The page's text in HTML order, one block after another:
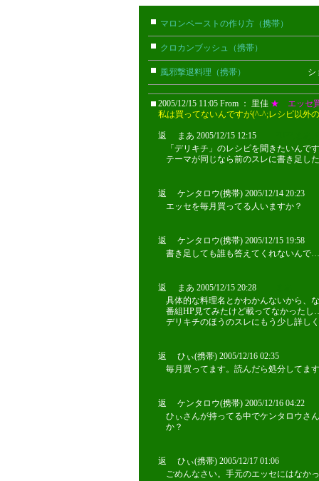
マロンペーストの作り方（携帯）
クロカンブッシュ（携帯）
風邪撃退料理（携帯） ショウキ
2005/12/15 11:05 From ： 里佳 ★ エッセ買
私は買ってないんですが(^-^;レシピ以外
返 まあ 2005/12/15 12:15
「デリキチ」のレシピを聞きたいんで
テーマが同じなら前のスレに書き足し
返 ケンタロウ(携帯) 2005/12/14 20:23
エッセを毎月買ってる人いますか？
返 ケンタロウ(携帯) 2005/12/15 19:58
書き足しても誰も答えてくれないんで…
返 まあ 2005/12/15 20:28
具体的な料理名とかわかんないから、
番組HP見てみたけど載ってなかった
デリキチのほうのスレにもう少し詳し
返 ひぃ(携帯) 2005/12/16 02:35
毎月買ってます。読んだら処分してま
返 ケンタロウ(携帯) 2005/12/16 04:22
ひぃさんが持ってる中でケンタロウさ
か？
返 ひぃ(携帯) 2005/12/17 01:06
ごめんなさい。手元のエッセにはなか